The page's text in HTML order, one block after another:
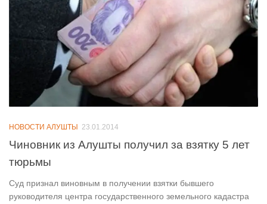
НОВОСТИ АЛУШТЫ 23.01.2014
Чиновник из Алушты получил за взятку 5 лет
тюрьмы
Суд признал виновным в получении взятки бывшего
руководителя центра государственного земельного кадастра